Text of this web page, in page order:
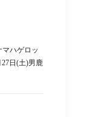
ハゲロッ
日(土)男鹿